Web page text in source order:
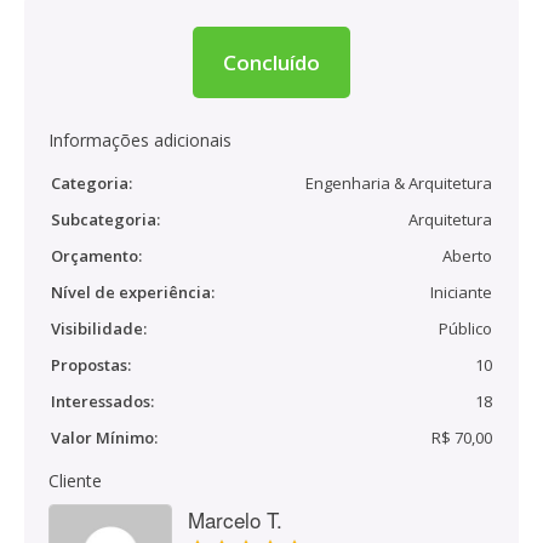
Concluído
Informações adicionais
Categoria:
Engenharia & Arquitetura
Subcategoria:
Arquitetura
Orçamento:
Aberto
Nível de experiência:
Iniciante
Visibilidade:
Público
Propostas:
10
Interessados:
18
Valor Mínimo:
R$ 70,00
Cliente
Marcelo T.